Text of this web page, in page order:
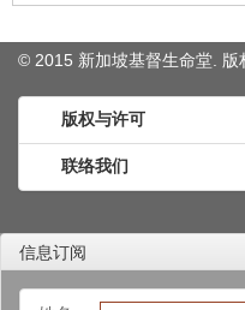
© 2015 新加坡基督生命堂. 版
版权与许可
联络我们
信息订阅